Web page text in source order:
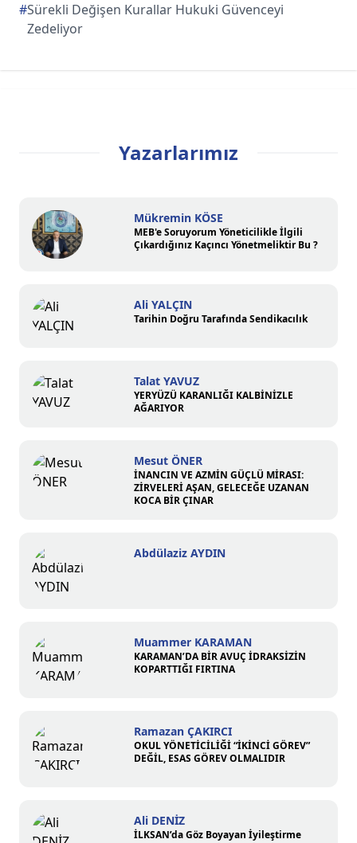
#Sürekli Değişen Kurallar Hukuki Güvenceyi
Zedeliyor
Yazarlarımız
Mükremin KÖSE
MEB'e Soruyorum Yöneticilikle İlgili
Çıkardığınız Kaçıncı Yönetmeliktir Bu ?
Ali YALÇIN
Tarihin Doğru Tarafında Sendikacılık
Talat YAVUZ
YERYÜZÜ KARANLIĞI KALBİNİZLE
AĞARIYOR
Mesut ÖNER
İNANCIN VE AZMİN GÜÇLÜ MİRASI:
ZİRVELERİ AŞAN, GELECEĞE UZANAN
KOCA BİR ÇINAR
Abdülaziz AYDIN
Muammer KARAMAN
KARAMAN’DA BİR AVUÇ İDRAKSİZİN
KOPARTTIĞI FIRTINA
Ramazan ÇAKIRCI
OKUL YÖNETİCİLİĞİ “İKİNCİ GÖREV”
DEĞİL, ESAS GÖREV OLMALIDIR
Ali DENİZ
İLKSAN’da Göz Boyayan İyileştirme